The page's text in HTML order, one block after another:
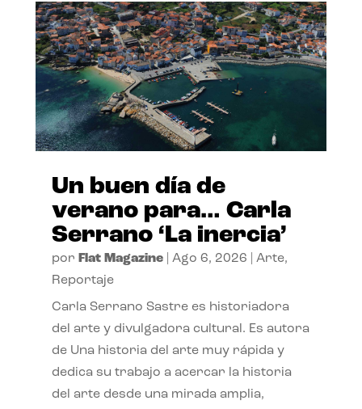
Un buen día de
verano para… Carla
Serrano ‘La inercia’
por Flat Magazine| Ago 6, 2026 Arte,
Reportaje
Carla Serrano Sastre es historiadora
del arte y divulgadora cultural. Es autora
de Una historia del arte muy rápida y
dedica su trabajo a acercar la historia
del arte desde una mirada amplia,